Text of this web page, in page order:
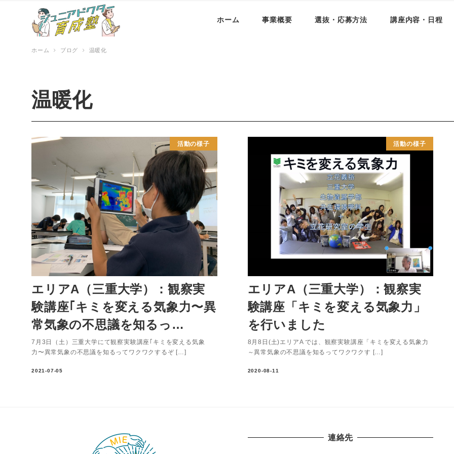
ホーム 事業概要 選抜・応募方法 講座内容・日程
ホーム ブログ 温暖化
温暖化
活動の様子
エリアA（三重大学）：観察実
験講座｢キミを変える気象力〜異
常気象の不思議を知るっ…
7月3日（土）三重大学にて観察実験講座｢キミを変える気象
力〜異常気象の不思議を知るってワクワクするぞ […]
2021-07-05
活動の様子
エリアA（三重大学）：観察実
験講座「キミを変える気象力」
を行いました
8月8日(土)エリアA では、観察実験講座「キミを変える気象力
～異常気象の不思議を知るってワクワクす […]
2020-08-11
連絡先